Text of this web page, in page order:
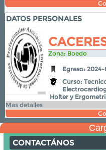
DATOS PERSONALES
Zona: Boedo
Egreso: 2024-
Curso:
Holter y
Mas detalles
CONTACTÁNOS